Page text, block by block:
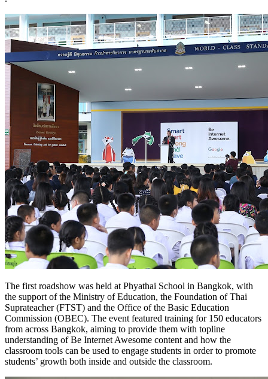
The first roadshow was held at Phyathai School in Bangkok, with
the support of the Ministry of Education, the Foundation of Thai
Suprateacher (FTST) and the Office of the Basic Education
Commission (OBEC). The event featured training for 150 educators
from across Bangkok, aiming to provide them with topline
understanding of Be Internet Awesome content and how the
classroom tools can be used to engage students in order to promote
students’ growth both inside and outside the classroom.